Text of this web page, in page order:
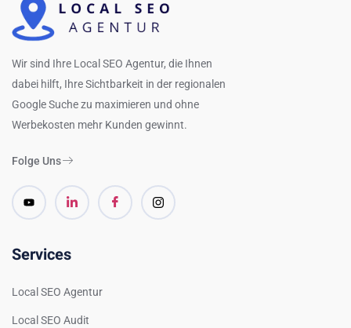
Wir sind Ihre Local SEO Agentur, die Ihnen
dabei hilft, Ihre Sichtbarkeit in der regionalen
Google Suche zu maximieren und ohne
Werbekosten mehr Kunden gewinnt.
Folge Uns
Services
Local SEO Agentur
Local SEO Audit